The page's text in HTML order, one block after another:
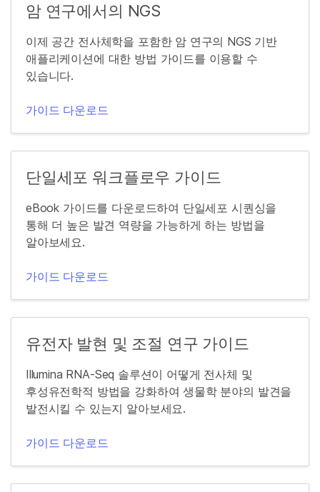
암 연구에서의 NGS
이제 공간 전사체학을 포함한 암 연구의 NGS 기반
애플리케이션에 대한 방법 가이드를 이용할 수
있습니다.
가이드 다운로드
단일세포 워크플로우 가이드
eBook 가이드를 다운로드하여 단일세포 시퀀싱을
통해 더 높은 발견 역량을 가능하게 하는 방법을
알아보세요.
가이드 다운로드
유전자 발현 및 조절 연구 가이드
Illumina RNA-Seq 솔루션이 어떻게 전사체 및
후성유전학적 방법을 강화하여 생물학 분야의 발견을
발전시킬 수 있는지 알아보세요.
가이드 다운로드